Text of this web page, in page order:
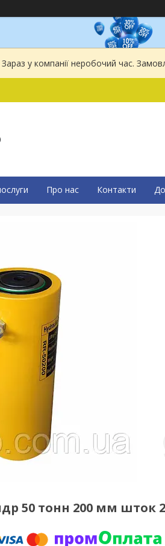
Зараз у компанії неробочий час.
Про нас Контакти
50 тонн 200 мм шток